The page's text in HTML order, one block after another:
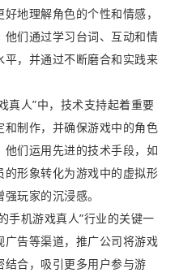
地理解角色的个性和情感，
们通过学习台词、互动和情
，并通过不断磨合和实践来
真人”中，技术支持起着重要
制作，并确保游戏中的角色
们运用先进的技术手段，如
形象转化为游戏中的虚拟形
玩家的沉浸感。
手机游戏真人”行业的关键一
告等渠道，推广公司将游戏
合，吸引更多用户参与游